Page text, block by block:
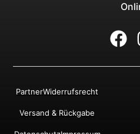
PartnerWiderrufsrecht
Versand & Rückgabe